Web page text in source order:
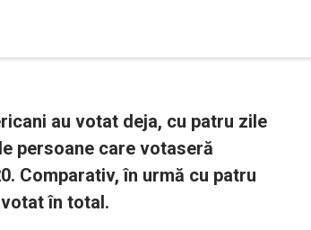
au votat deja, cu patru zile
persoane care votaseră
Comparativ, în urmă cu patru
în total.